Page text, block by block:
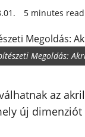
5 minutes read
Megoldás:
az
új